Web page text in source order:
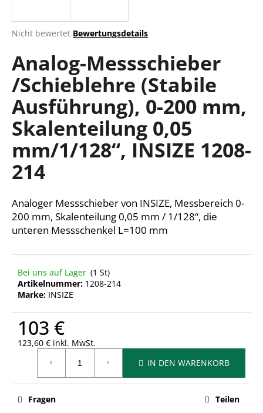
Die
Produktbewertung
ist
0,0
von
Sternen.
Nicht bewertet Bewertungsdetails
Analog-Messschieber
/Schieblehre (Stabile
Ausführung), 0-200 mm,
Skalenteilung 0,05
mm/1/128“, INSIZE 1208-
214
Analoger Messschieber von INSIZE, Messbereich 0-
200 mm, Skalenteilung 0,05 mm / 1/128“, die
unteren Messschenkel L=100 mm
Bei uns auf Lager (1 St)
Artikelnummer: 1208-214
Marke: INSIZE
103 €
123,60 € inkl. MwSt.
IN DEN WARENKORB
Fragen Teilen
W
i
r
e
m
p
f
h
l
e
n